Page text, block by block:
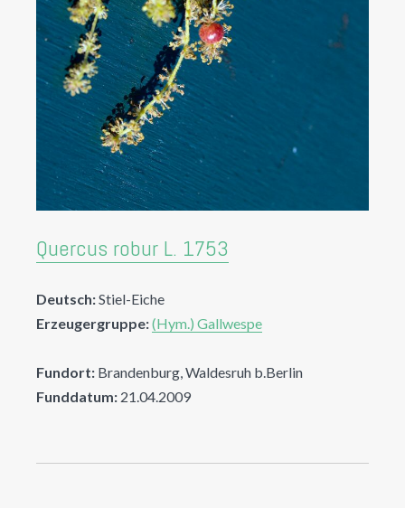
Quercus robur L. 1753
Deutsch:Stiel-Eiche
Erzeugergruppe:(Hym.) Gallwespe
Fundort: Brandenburg, Waldesruh b.Berlin
Funddatum: 21.04.2009